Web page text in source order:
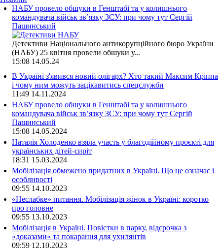
НАБУ провело обшуки в Генштабі та у колишнього
командувача військ зв’язку ЗСУ: при чому тут Сергій
Пашинський
Детективи Національного антикорупційного бюро України
(НАБУ) 25 квітня провели обшуки у...
15:08 14.05.24
В Україні з'явився новий олігарх? Хто такий Максим Кріппа
і чому ним можуть зацікавитись спецслужби
11:49 14.11.2024
НАБУ провело обшуки в Генштабі та у колишнього
командувача військ зв’язку ЗСУ: при чому тут Сергій
Пашинський
15:08 14.05.2024
Наталія Холоденко взяла участь у благодійному проєкті для
українських дітей-сиріт
18:31 15.03.2024
Мобілізація обмежено придатних в Україні. Що це означає і
особливості
09:55 14.10.2023
«Неслабке» питання. Мобілізація жінок в Україні: коротко
про головне
09:55 13.10.2023
Мобілізація в Україні. Повістки в парку, відсрочка з
«доказами» та покарання для ухилянтів
09:59 12.10.2023